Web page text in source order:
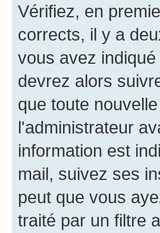
Vérifiez, en
corrects, il y a
vous avez
devrez alors
que toute
l'administrateur
information est
mail, suivez ses
peut que vous
traité par un filtre